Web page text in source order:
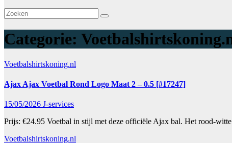
Categorie:
Voetbalshirtskoning.nl
Ajax Ajax Voetbal Rond Logo Maat 2 – 0.5 [#17247]
15/05/2026 J-services
Prijs: €24.95 Voetbal in stijl met deze officiële Ajax bal. Het rood-
Voetbalshirtskoning.nl